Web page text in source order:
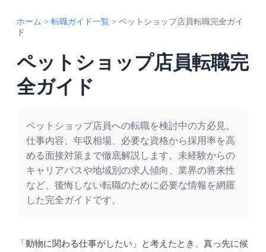
ホーム > 転職ガイド一覧 > ペットショップ店員転職完全ガイ
ド
ペットショップ店員転職完
全ガイド
ペットショップ店員への転職を検討中の方必見。
仕事内容、年収相場、必要な資格から採用率を高
める面接対策まで徹底解説します。未経験からの
キャリアパスや地域別の求人傾向、業界の将来性
など、後悔しない転職のために必要な情報を網羅
した完全ガイドです。
「動物に関わる仕事がしたい」と考えたとき、真っ先に候